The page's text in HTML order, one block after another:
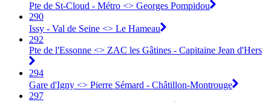
Pte de St-Cloud - Métro <> Georges Pompidou
290
Issy - Val de Seine <> Le Hameau
292
Pte de l'Essonne <> ZAC les Gâtines - Capitaine Jean d'Hers
294
Gare d'Igny <> Pierre Sémard - Châtillon-Montrouge
297